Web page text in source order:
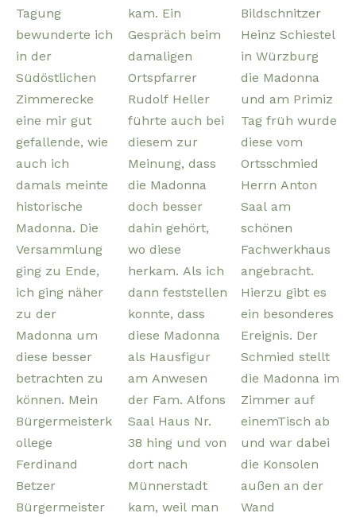
Tagung
bewunderte ich
in der
Südöstlichen
Zimmerecke
eine mir gut
gefallende, wie
auch ich
damals meinte
historische
Madonna. Die
Versammlung
ging zu Ende,
ich ging näher
zu der
Madonna um
diese besser
betrachten zu
können. Mein
Bürgermeisterk
ollege
Ferdinand
Betzer
Bürgermeister
kam. Ein
Gespräch beim
damaligen
Ortspfarrer
Rudolf Heller
führte auch bei
diesem zur
Meinung, dass
die Madonna
doch besser
dahin gehört,
wo diese
herkam. Als ich
dann feststellen
konnte, dass
diese Madonna
als Hausfigur
am Anwesen
der Fam. Alfons
Saal Haus Nr.
38 hing und von
dort nach
Münnerstadt
kam, weil man
Bildschnitzer
Heinz Schiestel
in Würzburg
die Madonna
und am Primiz
Tag früh wurde
diese vom
Ortsschmied
Herrn Anton
Saal am
schönen
Fachwerkhaus
angebracht.
Hierzu gibt es
ein besonderes
Ereignis. Der
Schmied stellt
die Madonna im
Zimmer auf
einemTisch ab
und war dabei
die Konsolen
außen an der
Wand